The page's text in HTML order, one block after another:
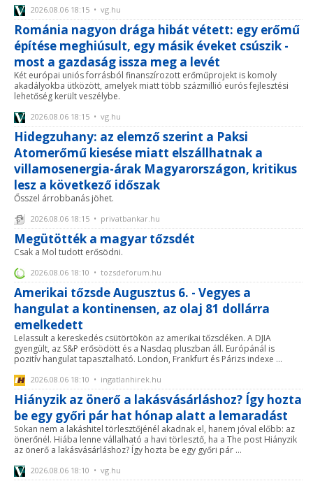
2026.08.06 18:15 • vg.hu
Románia nagyon drága hibát vétett: egy erőmű
építése meghiúsult, egy másik éveket csúszik -
most a gazdaság issza meg a levét
Két európai uniós forrásból finanszírozott erőműprojekt is komoly
akadályokba ütközött, amelyek miatt több százmillió eurós fejlesztési
lehetőség került veszélybe.
2026.08.06 18:15 • vg.hu
Hidegzuhany: az elemző szerint a Paksi
Atomerőmű kiesése miatt elszállhatnak a
villamosenergia-árak Magyarországon, kritikus
lesz a következő időszak
Ősszel árrobbanás jöhet.
2026.08.06 18:15 • privatbankar.hu
Megütötték a magyar tőzsdét
Csak a Mol tudott erősödni.
2026.08.06 18:10 • tozsdeforum.hu
Amerikai tőzsde Augusztus 6. - Vegyes a
hangulat a kontinensen, az olaj 81 dollárra
emelkedett
Lelassult a kereskedés csütörtökön az amerikai tőzsdéken. A DJIA
gyengült, az S&P erősödött és a Nasdaq pluszban áll. Európánál is
pozitív hangulat tapasztalható. London, Frankfurt és Párizs indexe ...
2026.08.06 18:10 • ingatlanhirek.hu
Hiányzik az önerő a lakásvásárláshoz? Így hozta
be egy győri pár hat hónap alatt a lemaradást
Sokan nem a lakáshitel törlesztőjénél akadnak el, hanem jóval előbb: az
önerőnél. Hiába lenne vállalható a havi törlesztő, ha a The post Hiányzik
az önerő a lakásvásárláshoz? Így hozta be egy győri pár ...
2026.08.06 18:10 • vg.hu